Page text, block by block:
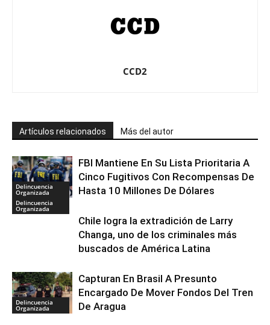
CCD2
Artículos relacionados Más del autor
Delincuencia
Organizada
FBI Mantiene En Su Lista Prioritaria A
Cinco Fugitivos Con Recompensas De
Hasta 10 Millones De Dólares
Delincuencia
Organizada
Chile logra la extradición de Larry
Changa, uno de los criminales más
buscados de América Latina
Delincuencia
Organizada
Capturan En Brasil A Presunto
Encargado De Mover Fondos Del Tren
De Aragua